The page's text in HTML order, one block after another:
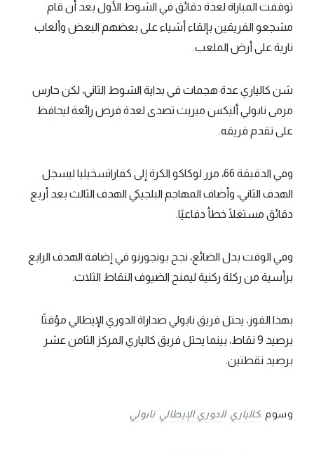
توقفت المباراة لعدة دقائق في الشوط الأول بعد أن قام
مشجعو الفريقين بإلقاء أشياء على بعضهم البعض وألعاب
نارية على أرض الملعب.
شن كالياري عدة هجمات في بداية الشوط الثاني، لكن حارس
مرمى نابولي أليكس ميريت تصدى لعدة فرص رائعة ليحافظ
على تقدم فريقه.
وفي الدقيقة 66، مرر لوكاكو الكرة إلى كفاراتسخيليا ليسجل
الهدف الثاني، وأضاف المهاجم البلجيكي الهدف الثالث بعد أربع
دقائق مستغلًا خطأ دفاعيًا.
وفي الوقت بدل الضائع، نجح بونجورنو في إضافة الهدف الرابع
برأسية من ركلة ركنية ليمنح الضيوف النقاط الثلاث.
بهذا الفوز، يحتل فريق نابولي صداراة الدوري الإيطالي مؤقتًا
برصيد 9 نقاط، بينما يحتل فريق كالياري المركز الثامن عشر
برصيد نقطتين.
وسوم :كالياري الدوري الإيطالي نابولي